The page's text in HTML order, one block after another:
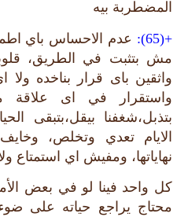
المضطربة بيه
+(65):
عدم الاحساس باي
مش بتثبت في الطريق،
واثقين باى قرار بناخده ولا
واستقرار في اى علاقة
بتذبل،شغفنا بيقل،بتبقى
الايام تعدي وتخلص،
نهاياتها، ومفيش اي استمتاع
كل واحد فينا لو في بعض
محتاج يراجع حياته على